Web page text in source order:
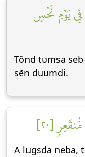
يَوۡمِ نَحۡسٖ
Tõnd tʋmsa
sẽn duumdi.
[٢٠]
A lugsda neba,